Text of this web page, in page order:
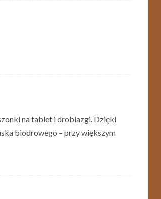
na tablet i drobiazgi. Dzięki
biodrowego – przy większym